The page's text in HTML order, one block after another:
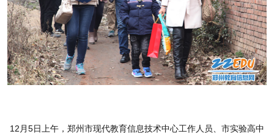
12月5日上午，郑州市现代教育信息技术中心工作人员、市实验高中